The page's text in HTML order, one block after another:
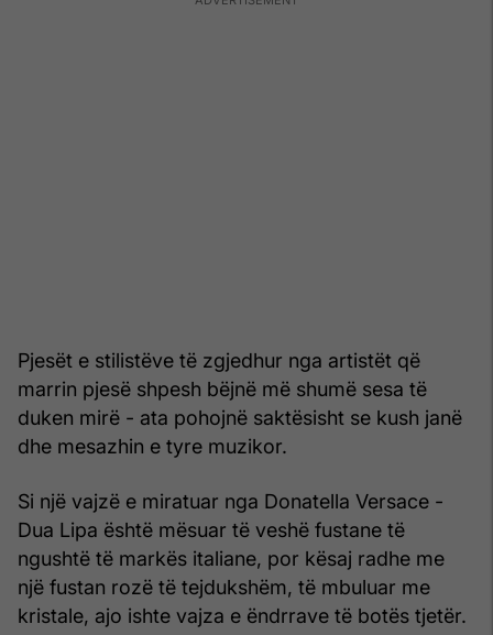
Pjesët e stilistëve të zgjedhur nga artistët që
marrin pjesë shpesh bëjnë më shumë sesa të
duken mirë - ata pohojnë saktësisht se kush janë
dhe mesazhin e tyre muzikor.
Si një vajzë e miratuar nga Donatella Versace -
Dua Lipa është mësuar të veshë fustane të
ngushtë të markës italiane, por kësaj radhe me
një fustan rozë të tejdukshëm, të mbuluar me
kristale, ajo ishte vajza e ëndrrave të botës tjetër.